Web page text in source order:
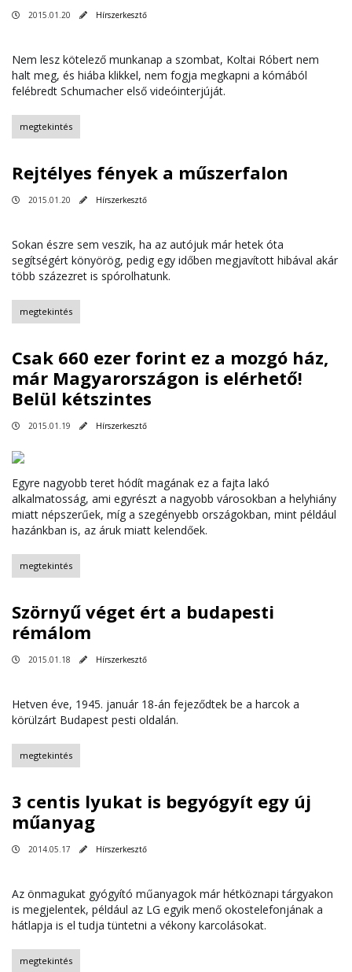
2015.01.20 Hírszerkesztő
Nem lesz kötelező munkanap a szombat, Koltai Róbert nem
halt meg, és hiába klikkel, nem fogja megkapni a kómából
felébredt Schumacher első videóinterjúját.
megtekintés
Rejtélyes fények a műszerfalon
2015.01.20 Hírszerkesztő
Sokan észre sem veszik, ha az autójuk már hetek óta
segítségért könyörög, pedig egy időben megjavított hibával akár
több százezret is spórolhatunk.
megtekintés
Csak 660 ezer forint ez a mozgó ház,
már Magyarországon is elérhető!
Belül kétszintes
2015.01.19 Hírszerkesztő
Egyre nagyobb teret hódít magának ez a fajta lakó
alkalmatosság, ami egyrészt a nagyobb városokban a helyhiány
miatt népszerűek, míg a szegényebb országokban, mint például
hazánkban is, az áruk miatt kelendőek.
megtekintés
Szörnyű véget ért a budapesti
rémálom
2015.01.18 Hírszerkesztő
Hetven éve, 1945. január 18-án fejeződtek be a harcok a
körülzárt Budapest pesti oldalán.
megtekintés
3 centis lyukat is begyógyít egy új
műanyag
2014.05.17 Hírszerkesztő
Az önmagukat gyógyító műanyagok már hétköznapi tárgyakon
is megjelentek, például az LG egyik menő okostelefonjának a
hátlapja is el tudja tüntetni a vékony karcolásokat.
megtekintés